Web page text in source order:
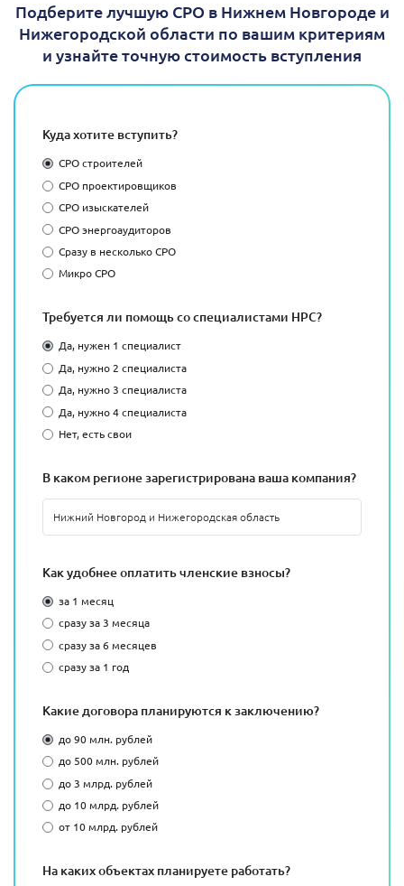
Подберите лучшую СРО в Нижнем Новгороде и
Нижегородской области по вашим критериям
и узнайте точную стоимость вступления
Куда хотите вступить?
СРО строителей
СРО проектировщиков
СРО изыскателей
СРО энергоаудиторов
Сразу в несколько СРО
Микро СРО
Требуется ли помощь со специалистами НРС?
Да, нужен 1 специалист
Да, нужно 2 специалиста
Да, нужно 3 специалиста
Да, нужно 4 специалиста
Нет, есть свои
В каком регионе зарегистрирована ваша компания?
Как удобнее оплатить членские взносы?
за 1 месяц
сразу за 3 месяца
сразу за 6 месяцев
сразу за 1 год
Какие договора планируются к заключению?
до 90 млн. рублей
до 500 млн. рублей
до 3 млрд. рублей
до 10 млрд. рублей
от 10 млрд. рублей
На каких объектах планируете работать?